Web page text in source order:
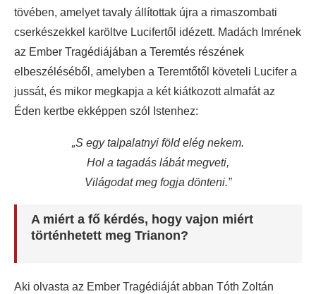
tövében, amelyet tavaly állítottak újra a rimaszombati
cserkészekkel karöltve Lucifertől idézett. Madách Imrének
az Ember Tragédiájában a Teremtés részének
elbeszéléséből, amelyben a Teremtőtől követeli Lucifer a
jussát, és mikor megkapja a két kiátkozott almafát az
Éden kertbe ekképpen szól Istenhez:
„S egy talpalatnyi föld elég nekem.
Hol a tagadás lábát megveti,
Világodat meg fogja dönteni.”
A miért a fő kérdés, hogy vajon miért
történhetett meg Trianon?
Aki olvasta az Ember Tragédiáját abban Tóth Zoltán